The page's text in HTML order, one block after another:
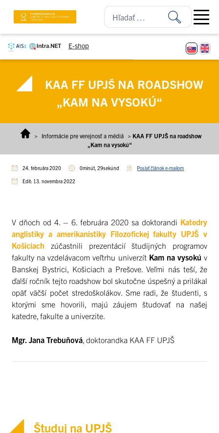
E-shop
Open
KAA FF UPJŠ NA ROADSHOW
„KAM NA VYSOKÚ“
> Informácie pre verejnosť a médiá > KAA FF UPJŠ na roadshow
„Kam na vysokú“
24. februára 2020 0minút, 29sekúnd Poslať článok e-mailom
Edit: 13. novembra 2022
V dňoch od 4. – 6. februára 2020 sa doktorandi Katedry
anglistiky a amerikanistiky Filozofickej fakulty UPJŠ v
Košiciach zúčastnili prezentácií študijných programov
fakulty na vzdelávacom veľtrhu univerzít Kam na vysokú v
Banskej Bystrici, Košiciach a Prešove. Veľmi nás teší, že
ďalší ročník tejto roadshow bol skutočne úspešný a prilákal
opäť väčší počet stredoškolákov. Sme radi, že študenti, s
ktorými sme hovorili, majú záujem študovať na našej
katedre, fakulte a univerzite.
Mgr. Jana Trebuňová , doktorandka KAA FF UPJŠ
Študuj na UPJŠ